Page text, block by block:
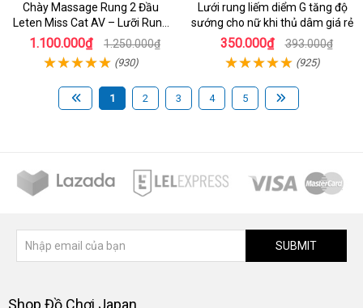
Chày Massage Rung 2 Đầu
Leten Miss Cat AV – Lưỡi Rung
Cực Mạnh & Chế Độ Sưởi Ấm
Kích Thích Tột Đỉnh
1.100.000₫ 1.250.000₫
(930)
Lưới rung liếm diểm G tăng độ
sướng cho nữ khi thủ dâm giá rẻ
350.000₫ 393.000₫
(925)
1 2 3 4 5
SUBMIT